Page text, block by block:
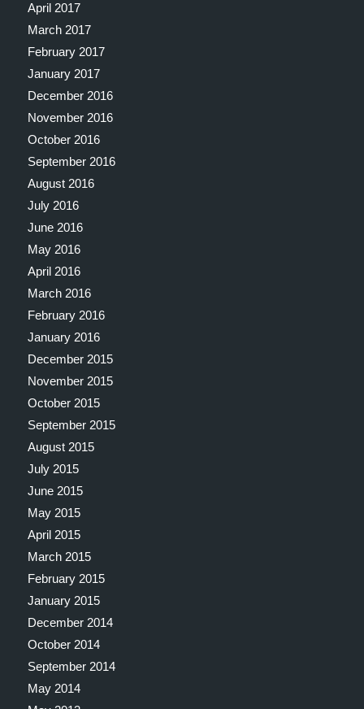
April 2017
March 2017
February 2017
January 2017
December 2016
November 2016
October 2016
September 2016
August 2016
July 2016
June 2016
May 2016
April 2016
March 2016
February 2016
January 2016
December 2015
November 2015
October 2015
September 2015
August 2015
July 2015
June 2015
May 2015
April 2015
March 2015
February 2015
January 2015
December 2014
October 2014
September 2014
May 2014